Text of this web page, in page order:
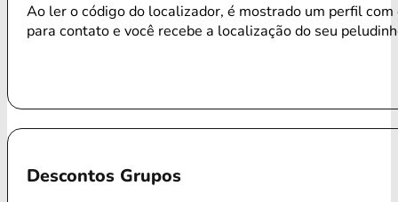
Ao ler o código do localizador, é mostrado um perfil com
para contato e você recebe a localização do seu
Descontos Grupos